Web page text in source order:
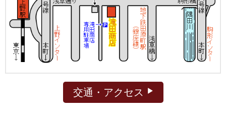
交通・アクセス